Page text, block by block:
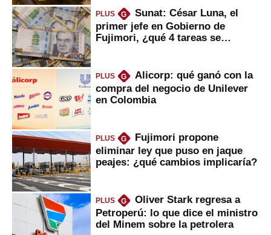
PLUS G
Sunat: César Luna, el
primer jefe en Gobierno de
Fujimori, ¿qué 4 tareas se
PLUS G
Alicorp: qué ganó con la
compra del negocio de Unilever
en Colombia
PLUS G
Fujimori propone
eliminar ley que puso en jaque
peajes: ¿qué cambios implicaría?
PLUS G
Oliver Stark regresa a
Petroperú: lo que dice el ministro
del Minem sobre la petrolera